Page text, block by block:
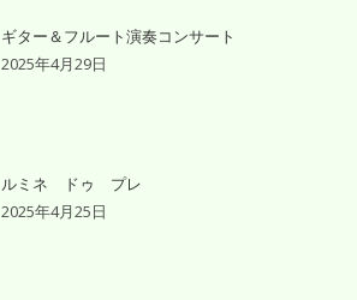
ギター＆フルート演奏コンサート
2025年4月29日
ルミネ ドゥ プレ
2025年4月25日